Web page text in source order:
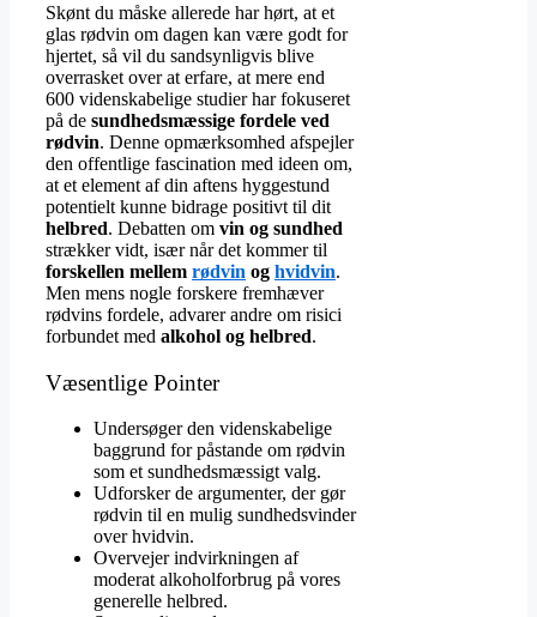
Skønt du måske allerede har hørt, at et
glas rødvin om dagen kan være godt for
hjertet, så vil du sandsynligvis blive
overrasket over at erfare, at mere end
600 videnskabelige studier har fokuseret
på de sundhedsmæssige fordele ved
rødvin. Denne opmærksomhed afspejler
den offentlige fascination med ideen om,
at et element af din aftens hyggestund
potentielt kunne bidrage positivt til dit
helbred. Debatten om vin og sundhed
strækker vidt, især når det kommer til
forskellen mellem rødvin og hvidvin.
Men mens nogle forskere fremhæver
rødvins fordele, advarer andre om risici
forbundet med alkohol og helbred.
Væsentlige Pointer
Undersøger den videnskabelige
baggrund for påstande om rødvin
som et sundhedsmæssigt valg.
Udforsker de argumenter, der gør
rødvin til en mulig sundhedsvinder
over hvidvin.
Overvejer indvirkningen af
moderat alkoholforbrug på vores
generelle helbred.